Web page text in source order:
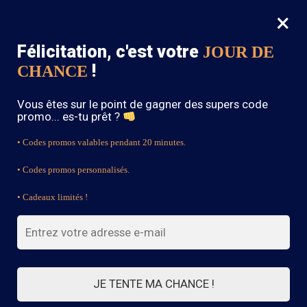
0
SOLDES : -15% sur toute la boutique avec le code « BOHEME15 »
Blouse
FILTRES
7 résultats affichés
×
Félicitation, c'est votre JOUR DE
CHANCE !
Vous êtes sur le point de gagner des supers code
promo... es-tu prêt ?
• Codes promos valables pendant 20 minutes.
• Codes promos personnalisés.
• Cadeaux limités !
JE TENTE MA CHANCE !